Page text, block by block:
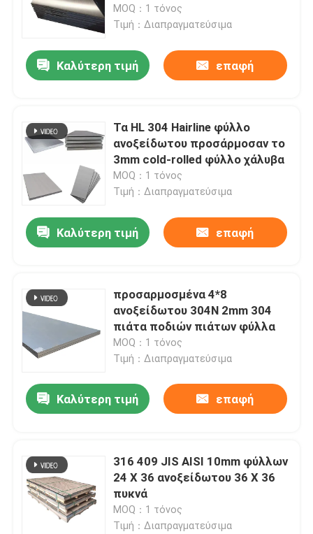
καθρεφτών
MOQ：1 τόνος
Τιμή：Διαπραγματεύσιμα
Καλύτερη τιμή επαφή
Τα HL 304 Hairline φύλλο
ανοξείδωτου προσάρμοσαν το
3mm cold-rolled φύλλο χάλυβα
MOQ：1 τόνος
Τιμή：Διαπραγματεύσιμα
Καλύτερη τιμή επαφή
προσαρμοσμένα 4*8
ανοξείδωτου 304N 2mm 304
πιάτα ποδιών πιάτων φύλλα
MOQ：1 τόνος
Τιμή：Διαπραγματεύσιμα
Καλύτερη τιμή επαφή
316 409 JIS AISI 10mm φύλλων
24 X 36 ανοξείδωτου 36 X 36
πυκνά
MOQ：1 τόνος
Τιμή：Διαπραγματεύσιμα